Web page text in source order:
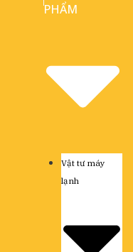
PHẨM
Vật tư máy
lạnh